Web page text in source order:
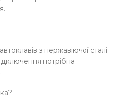
з нержавіючої сталі
потрібна